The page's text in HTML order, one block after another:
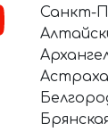
Санкт-